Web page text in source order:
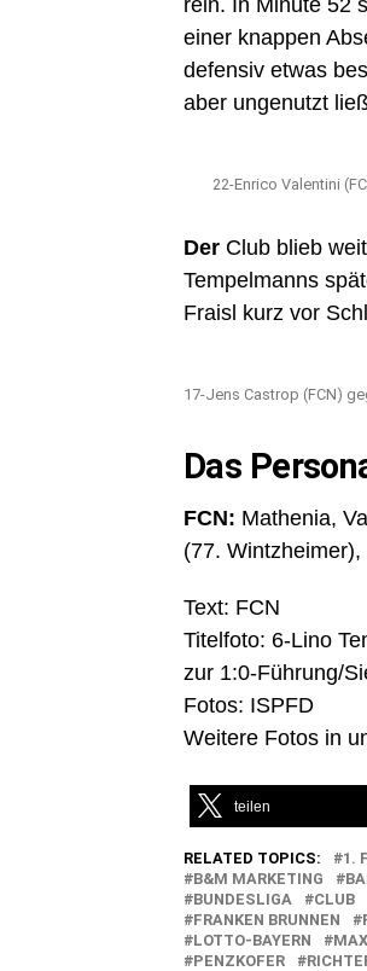
rein. In Minute 52
einer knappen
defensiv etwas
aber ungenutzt
22-Enrico Valentini
Der Club blieb
Tempelmanns
Fraisl kurz vor
17-Jens Castrop (FCN)
Das
FCN: Mathenia,
(77.
Text: FCN
Titelfoto: 6-Lino
zur 1:0-Führung/
Fotos: ISPFD
Weitere Fotos in
teilen
RELATED TOPICS: 1.
B&M MARKETING
BUNDESLIGA
CLUB
FRANKEN BRUNNEN
LOTTO-BAYERN
PENZKOFER